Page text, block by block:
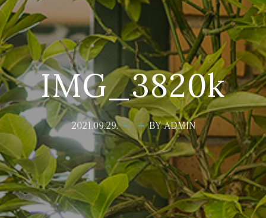
IMG_3820k
2021.09.29. BY ADMIN